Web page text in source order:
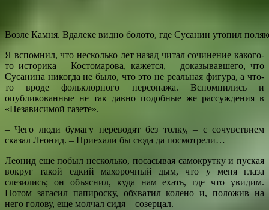
Возле Камня. Вдалеке видно болото, где Сусанин утопил
Я вспомнил, что несколько лет назад читал сочинение какого-
то историка – Костомарова, кажется, – доказывавшего, что
Сусанина никогда не было, что это не реальная фигура, а что-
то вроде фольклорного персонажа. Вспомнились и
опубликованные не так давно подобные же рассуждения в
«Независимой газете».
– Чего люди бумагу переводят без толку, – с сочувствием
сказал Леонид. – Приехали бы сюда да посмотрели…
Леонид еще побыл несколько, посасывая самокрутку и пуская
вокруг такой едкий махорочный дым, что у меня глаза
слезились; он объяснил, куда нам ехать, где что увидим.
Потом загасил папироску, обхватил колено и, положив на
него голову, еще молчал сидя – созерцал.